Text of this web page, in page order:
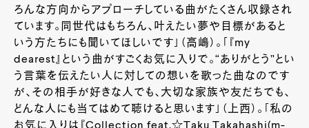
ろんな方向からアプローチしている曲がたくさん収録され
ています。同世代はもちろん、叶えたい夢や目標があると
いう方たちにも聞いてほしいです」（高嶋）。「『 my
dearest』という曲がすごくお気に入りで。“ありがとう”とい
う言葉を伝えたい人に対しての想いを歌った曲なのです
が、その相手が好きな人でも、大切な家族や友だちでも、
どんな人にも当てはめて聴けると思います」（上西）。「私の